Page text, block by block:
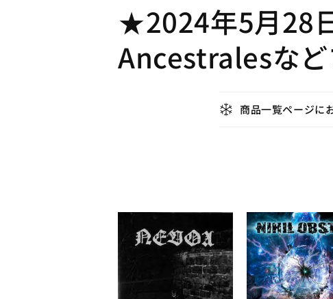
コ
レ
:
★2024年5月28
Ancestralesなど
折
り
可
能
な
コ
ン
商品一覧ページに